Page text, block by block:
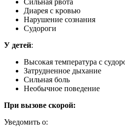
Сильная рвота
Диарея с кровью
Нарушение сознания
Судороги
У детей:
Высокая температура с
Затрудненное дыхание
Сильная боль
Необычное поведение
При вызове скорой:
Уведомить о: